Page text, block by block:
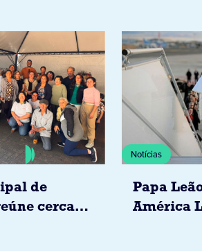
de
cerca
Notícias
Papa
América